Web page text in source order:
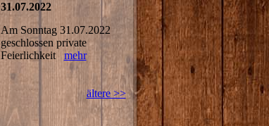
31.07.2022
Am Sonntag 31.07.2022
geschlossen private
Feierlichkeit mehr
ältere >>